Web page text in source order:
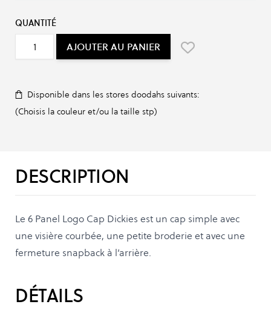
QUANTITÉ
AJOUTER AU PANIER
Disponible dans les stores doodahs suivants:
(Choisis la couleur et/ou la taille stp)
DESCRIPTION
Le 6 Panel Logo Cap Dickies est un cap simple avec
une visière courbée, une petite broderie et avec une
fermeture snapback à l’arrière.
DÉTAILS